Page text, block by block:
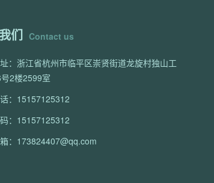
们 Contact us
：浙江省杭州市临平区崇贤街道龙旋村独山工
2楼2599室
：15157125312
：15157125312
：173824407@qq.com